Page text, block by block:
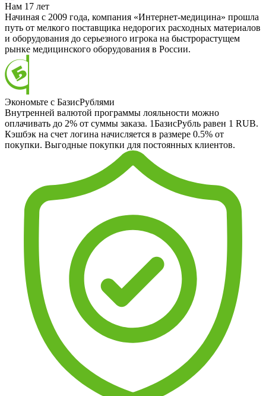
Нам 17 лет
Начиная с 2009 года, компания «Интернет-медицина» прошла
путь от мелкого поставщика недорогих расходных материалов
и оборудования до серьезного игрока на быстрорастущем
рынке медицинского оборудования в России.
Экономьте с БазисРублями
Внутренней валютой программы лояльности можно
оплачивать до 2% от суммы заказа. 1БазисРубль равен 1 RUB.
Кэшбэк на счет логина начисляется в размере 0.5% от
покупки. Выгодные покупки для постоянных клиентов.